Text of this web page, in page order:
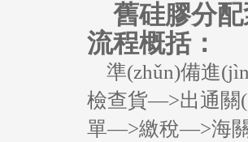
舊硅膠分配
流程概括：
準(zhǔn)備進
檢查貨—>出通關
單—>繳稅—>海關